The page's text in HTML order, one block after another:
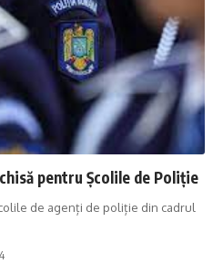
pentru Școlile de Poliție
de agenți de poliție din cadrul